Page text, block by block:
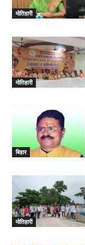
02:19
मोतिहारी
मोतिहारी
बिहार
मोतिहारी